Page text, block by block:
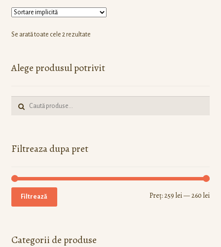
Se arată toate cele 2 rezultate
Alege produsul potrivit
Caută:
Filtreaza dupa pret
Filtrează Preț:259 lei—260 lei
Categorii de produse